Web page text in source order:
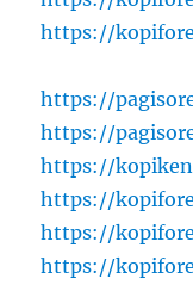
https://
https://
https://
https://
https://
https://
https://